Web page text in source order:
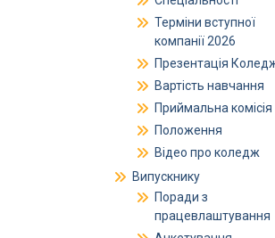
Терміни вступної
компанії 2026
Презентація
Вартість навчання
Приймальна комісія
Положення
Відео про коледж
Випускнику
Поради з
працевлаштування